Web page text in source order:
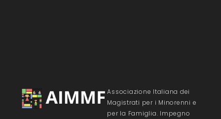
Associazione Italiana dei
Magistrati per i Minorenni e
per la Famiglia. Impegno